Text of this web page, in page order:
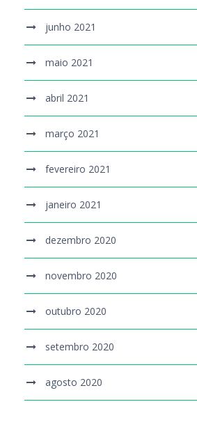
junho 2021
maio 2021
abril 2021
março 2021
fevereiro 2021
janeiro 2021
dezembro 2020
novembro 2020
outubro 2020
setembro 2020
agosto 2020